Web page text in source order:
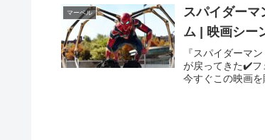
マーベル
スパイダー
ム | 映画シー
『スパイダーマ
が戻ってきた✔️フ
今すぐこの映画